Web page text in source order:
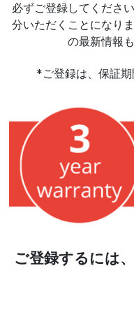
必ずご登録してくださ
分いただくことになり
の最新情報
*ご登録は、保証期
ご登録するには